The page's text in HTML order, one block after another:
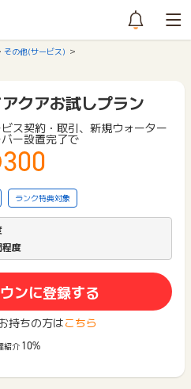
その他(サービス)
クアお試しプラン
ス契約・取引、新規ウォーター
ー設置完了で
300
ランク特典対象
程度
ンに登録する
持ちの方はこちら
紹介 10%